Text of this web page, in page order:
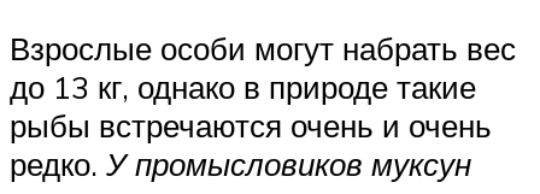
Взрослые особи могут набрать вес
до 13 кг, однако в природе такие
рыбы встречаются очень и очень
редко. У промысловиков муксун